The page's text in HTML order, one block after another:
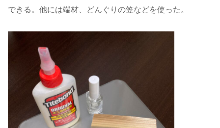
できる。他には端材、どんぐりの笠などを使った。